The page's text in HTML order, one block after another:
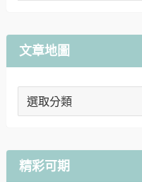
文章地圖
文
精彩可期